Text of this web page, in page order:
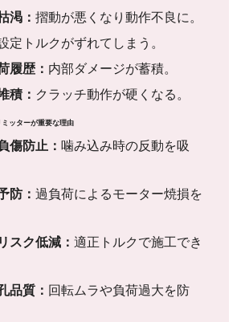
渇： 摺動が悪くなり動作不良に。
定トルクがずれてしまう。
履歴： 内部ダメージが蓄積。
積： クラッチ動作が硬くなる。
ッターが重要な理由
傷防止： 噛み込み時の反動を吸
防： 過負荷によるモーター焼損を
スク低減： 適正トルクで施工でき
品質： 回転ムラや負荷過大を防